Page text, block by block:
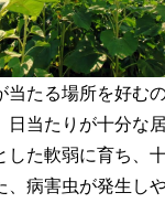
当たる場所を好む
日当たりが十分な
した軟弱に育ち、
病害虫が発生し